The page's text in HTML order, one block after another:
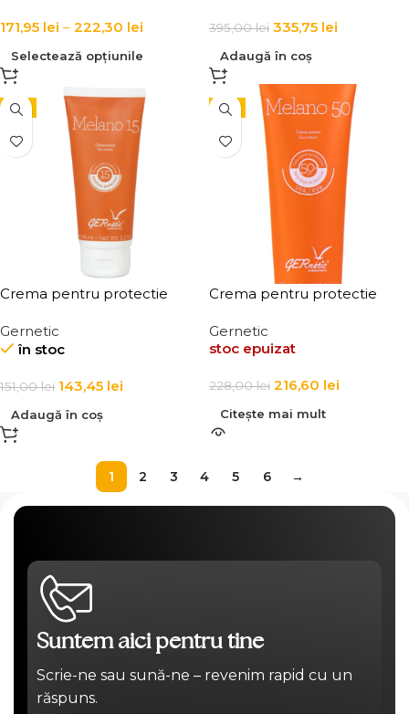
171,95 lei – 222,30 lei
Selectează opțiunile
395,00lei 335,75 lei
Adaugă în coș
-5%
Crema pentru protectie
ten normal Melano 15 Sun
Cream Low Protection
Gernetic
în stoc
151,00lei 143,45 lei
Adaugă în coș
-5%
Crema pentru protectie
Melano 50 Sun Cream
Gernetic
stoc epuizat
228,00lei 216,60 lei
Citește mai mult
1 2 3 4 5 6 →
Suntem aici pentru tine
Scrie-ne sau sună-ne – revenim rapid cu un
răspuns.